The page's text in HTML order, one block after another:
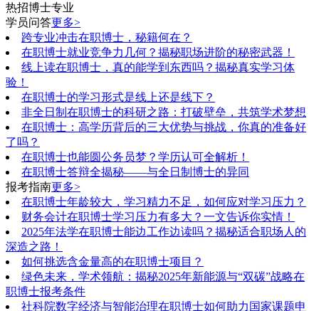
热招博士专业
学员问答更多>
跨专业冲击在职博士，秘籍何在？
在职博士就业竞争力几何？揭秘职场进阶的秘密武器！
线上读在职博士，真的能学到东西吗？揭秘真实学习体
验！
在职博士的学习形式是线上还是线下？
非全日制在职博士的科研之路：打破壁垒，共筑学术梦想
在职博士：高学历背后的三大优势与挑战，你真的准备好
了吗？
在职博士也能圆公务员梦？学历认可全解析！
在职博士答辩全揭秘——与全日制博士的异同
报考指南更多>
在职博士年龄较大，学习精力不足，如何应对学习压力？
财务会计在职博士学习压力有多大？一文告诉你实情！
2025年法学在职博士能边工作边读吗？揭秘适合职场人的
深造之路！
如何挑选含金量高的在职博士项目？
绿色未来，学术领航：揭秘2025年新能源与“双碳”战略在
职博士报考条件
社科院数字经济与智能治理在职博士如何助力国家课题申